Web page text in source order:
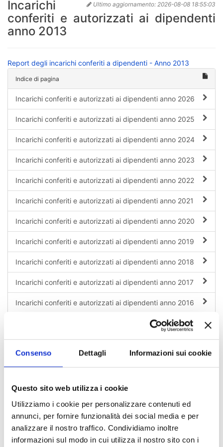
Consenso Dettagli Informazioni sui cookie
Questo sito web utilizza i cookie
Utilizziamo i cookie per personalizzare contenuti ed
annunci, per fornire funzionalità dei social media e per
analizzare il nostro traffico. Condividiamo inoltre
informazioni sul modo in cui utilizza il nostro sito con i
Ultimo aggiornamento: 2026-08-08 18:55:03
Incarichi
conferiti e autorizzati ai dipendenti
anno 2013
Report degli incarichi conferiti a dipendenti - Anno 2013
Indice di pagina
Incarichi conferiti e autorizzati ai dipendenti anno 2026
Incarichi conferiti e autorizzati ai dipendenti anno 2025
Incarichi conferiti e autorizzati ai dipendenti anno 2024
Incarichi conferiti e autorizzati ai dipendenti anno 2023
Incarichi conferiti e autorizzati ai dipendenti anno 2022
Incarichi conferiti e autorizzati ai dipendenti anno 2021
Incarichi conferiti e autorizzati ai dipendenti anno 2020
Incarichi conferiti e autorizzati ai dipendenti anno 2019
Incarichi conferiti e autorizzati ai dipendenti anno 2018
Incarichi conferiti e autorizzati ai dipendenti anno 2017
Incarichi conferiti e autorizzati ai dipendenti anno 2016
Incarichi conferiti e autorizzati ai dipendenti anno 2015
Incarichi conferiti e autorizzati ai dipendenti anno 2008
Incarichi conferiti e autorizzati ai dipendenti anno 2012
Incarichi conferiti e autorizzati ai dipendenti anno 2011
Incarichi conferiti e autorizzati ai dipendenti anno 2010